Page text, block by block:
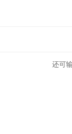
还可